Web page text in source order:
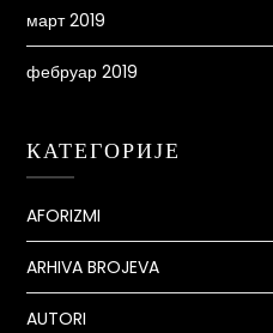
март 2019
фебруар 2019
КАТЕГОРИЈЕ
AFORIZMI
ARHIVA BROJEVA
AUTORI